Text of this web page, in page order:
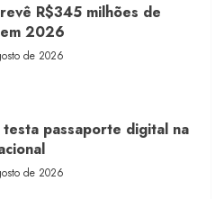
R$345 milhões de
2026
de 2026
passaporte digital na
de 2026